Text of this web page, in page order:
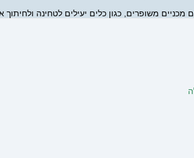
מכניים משופרים, כגון כלים יעילים לטחינה